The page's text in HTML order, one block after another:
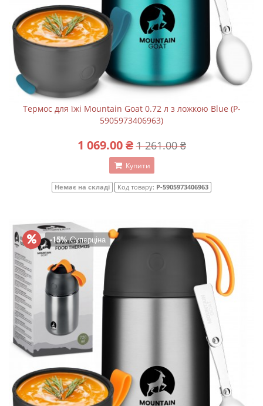
Термос для їжі Mountain Goat 0.72 л з ложкою Blue (P-
5905973406963)
1 069.00 ₴ 1 261.00 ₴
Купити
Немає на складі Код товару: P-5905973406963
-15%Суперціна